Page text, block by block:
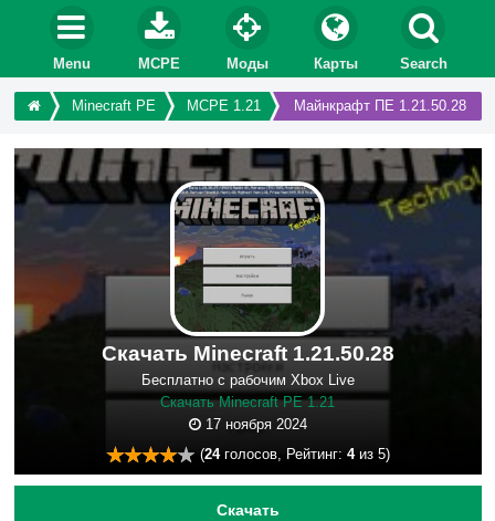
Menu MCPE Моды Карты Search
Minecraft PE MCPE 1.21 Майнкрафт ПЕ 1.21.50.28
Скачать Minecraft 1.21.50.28
Бесплатно с рабочим Xbox Live
Скачать Minecraft PE 1.21
17 ноября 2024
(24голосов, Рейтинг: 4из 5)
Скачать